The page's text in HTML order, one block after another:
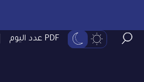
PDF عدد اليوم